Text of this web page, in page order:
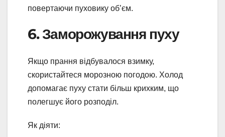
повертаючи пуховику об’єм.
6. Заморожування пуху
Якщо прання відбувалося взимку,
скористайтеся морозною погодою. Холод
допомагає пуху стати більш крихким, що
полегшує його розподіл.
Як діяти: